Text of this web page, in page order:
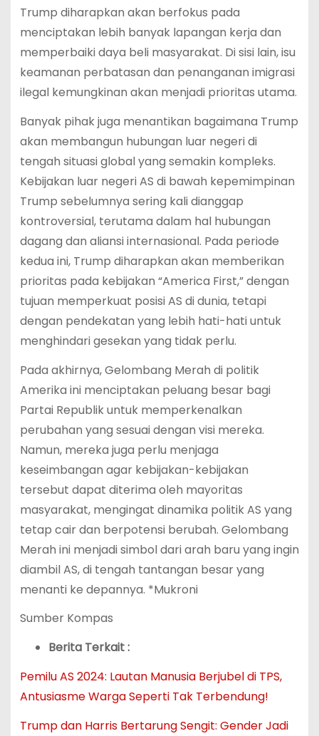
Trump diharapkan akan berfokus pada
menciptakan lebih banyak lapangan kerja dan
memperbaiki daya beli masyarakat. Di sisi lain, isu
keamanan perbatasan dan penanganan imigrasi
ilegal kemungkinan akan menjadi prioritas utama.
Banyak pihak juga menantikan bagaimana Trump
akan membangun hubungan luar negeri di
tengah situasi global yang semakin kompleks.
Kebijakan luar negeri AS di bawah kepemimpinan
Trump sebelumnya sering kali dianggap
kontroversial, terutama dalam hal hubungan
dagang dan aliansi internasional. Pada periode
kedua ini, Trump diharapkan akan memberikan
prioritas pada kebijakan “America First,” dengan
tujuan memperkuat posisi AS di dunia, tetapi
dengan pendekatan yang lebih hati-hati untuk
menghindari gesekan yang tidak perlu.
Pada akhirnya, Gelombang Merah di politik
Amerika ini menciptakan peluang besar bagi
Partai Republik untuk memperkenalkan
perubahan yang sesuai dengan visi mereka.
Namun, mereka juga perlu menjaga
keseimbangan agar kebijakan-kebijakan
tersebut dapat diterima oleh mayoritas
masyarakat, mengingat dinamika politik AS yang
tetap cair dan berpotensi berubah. Gelombang
Merah ini menjadi simbol dari arah baru yang ingin
diambil AS, di tengah tantangan besar yang
menanti ke depannya. *Mukroni
Sumber Kompas
Berita Terkait :
Pemilu AS 2024: Lautan Manusia Berjubel di TPS,
Antusiasme Warga Seperti Tak Terbendung!
Trump dan Harris Bertarung Sengit: Gender Jadi